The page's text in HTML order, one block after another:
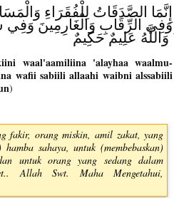
إِنَّمَا الصَّدَقَاتُ لِلْفُقَرَاءِ
وَفِي الرِّقَابِ وَالْغَارِمِينَ وَفِي
ۗ وَاللَّهُ عَلِيمٌ حَكِيمٌ
waal'aamiliina 'alayhaa waalmu-
wafii sabiili allaahi waibni alssabiili
)
fakir, orang miskin, amil zakat, yang
sahaya, untuk (membebaskan)
untuk orang yang sedang dalam
Allah Swt. Maha Mengetahui,